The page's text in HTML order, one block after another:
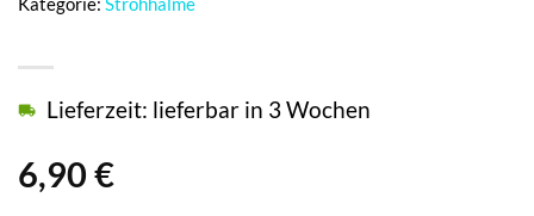
6,90 €
Lieferzeit: lieferbar in 3 Wochen